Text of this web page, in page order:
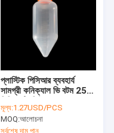
প্লাস্টিক পিসিআর ব্যবহার্য
সামগ্রী কনিক্যাল ভি বটম 250
মূল্য:1.27USD/PCS
MOQ:আলোচনা
সর্বশেষ দাম পান